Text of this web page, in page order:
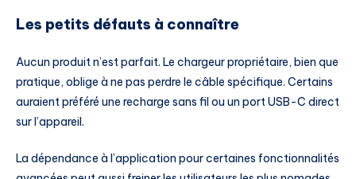
Les petits défauts à connaître
Aucun produit n’est parfait. Le chargeur propriétaire, bien que
pratique, oblige à ne pas perdre le câble spécifique. Certains
auraient préféré une recharge sans fil ou un port USB-C direct
sur l’appareil.
La dépendance à l’application pour certaines fonctionnalités